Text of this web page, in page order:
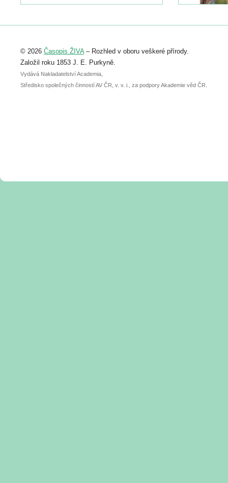
Registrovat se můžete do 6. září.
abstraktu přihlášené přednášky nebo
posteru je už 30. června.
© 2026 Časopis ŽIVA– Rozhled v oboru veškeré přírody.
Založil roku 1853 J. E. Purkyně.
Vydává Nakladatelství Academia,
Středisko společných činností AV ČR, v. v. i., za podpory Akademie věd ČR.